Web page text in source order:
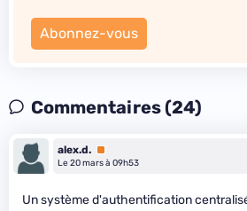
Abonnez-vous
Commentaires (24)
alex.d. Premium
Le 20 mars à 09h53
Un système d'authentification